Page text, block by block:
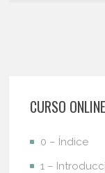
CURSO ONLINE
0 – Índice
1 –